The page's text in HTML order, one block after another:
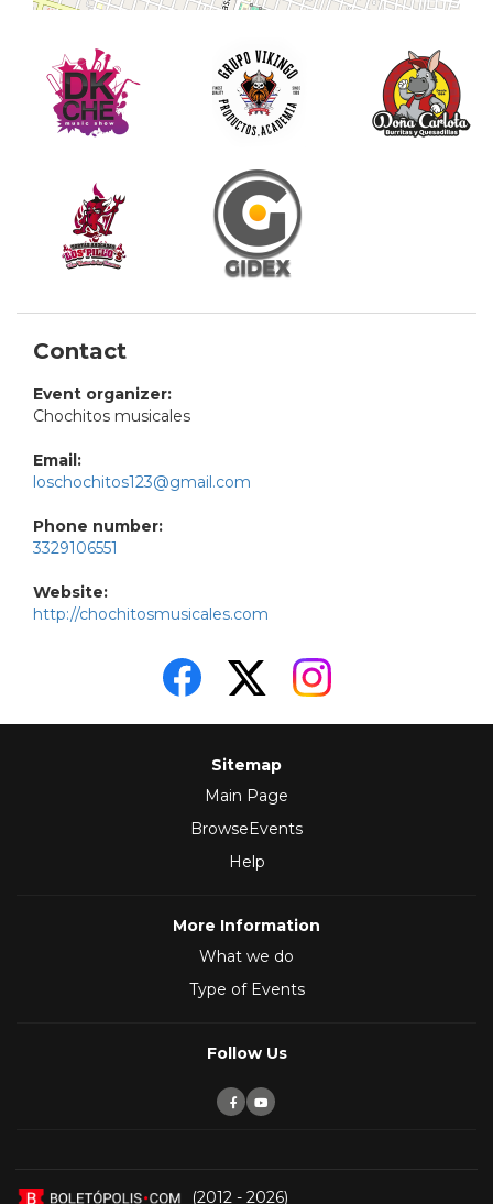
Contact
Event organizer:
Chochitos musicales
Email:
loschochitos123@gmail.com
Phone number:
3329106551
Website:
http://chochitosmusicales.com
Sitemap
Main Page
BrowseEvents
Help
More Information
What we do
Type of Events
Follow Us
(2012 - 2026)